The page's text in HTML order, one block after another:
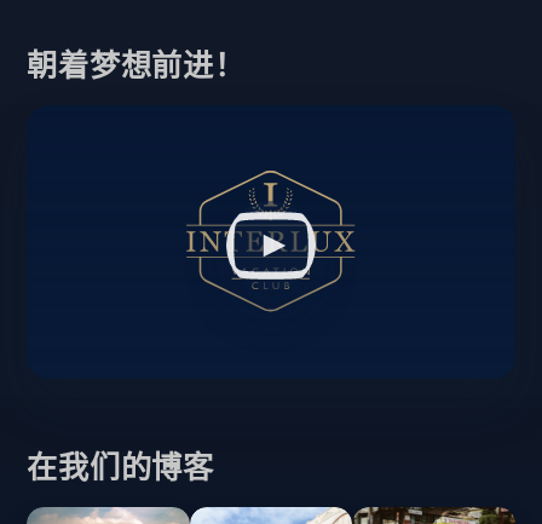
朝着梦想前进！
在我们的博客